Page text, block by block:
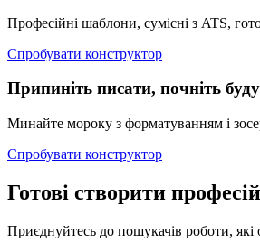
Професійні шаблони, сумісні з ATS,
Спробувати конструктор
Припиніть писати, почніть
Минайте мороку з форматуванням і
Спробувати конструктор
Готові створити
Приєднуйтесь до пошукачів роботи,